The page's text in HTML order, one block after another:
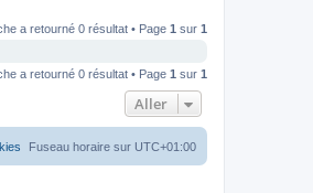
a retourné 0 résultat • Page 1 sur 1
a retourné 0 résultat • Page 1 sur 1
Aller
Fuseau horaire sur UTC+01:00